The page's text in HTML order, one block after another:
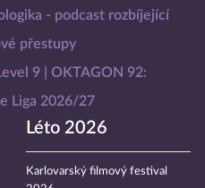
- podcast rozbíjející
přestupy
9
OKTAGON 92:
Liga 2026/27
Léto 2026
Karlovarský filmový festival